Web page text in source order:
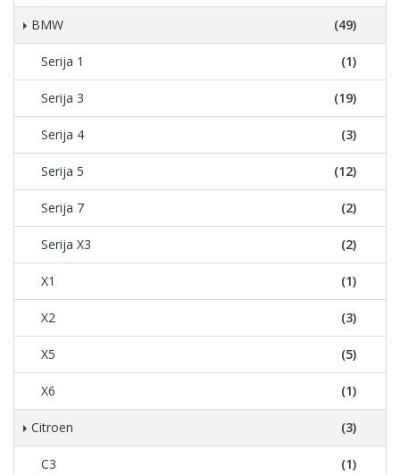
BMW (49)
Serija 1 (1)
Serija 3 (19)
Serija 4 (3)
Serija 5 (12)
Serija 7 (2)
Serija X3 (2)
X1 (1)
X2 (3)
X5 (5)
X6 (1)
Citroen (3)
C3 (1)